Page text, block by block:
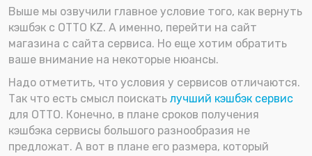
Выше мы озвучили главное условие того, как вернуть
кэшбэк с OTTO KZ. А именно, перейти на сайт
магазина с сайта сервиса. Но еще хотим обратить
ваше внимание на некоторые нюансы.
Надо отметить, что условия у сервисов отличаются.
Так что есть смысл поискать лучший кэшбэк сервис
для OTTO. Конечно, в плане сроков получения
кэшбэка сервисы большого разнообразия не
предложат. А вот в плане его размера, который